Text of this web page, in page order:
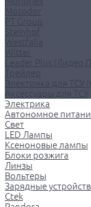
Motodor
PT Group
Steinhof
Westfalia
Witter
Leader Plus (Лидер
Трейлер
Электрика для ТСУ
Аксессуары для ТСУ
Электрика
Автономное
Свет
LED Лампы
Ксеноновые лампы
Блоки розжига
Линзы
Вольтеры
Зарядные
Ctek